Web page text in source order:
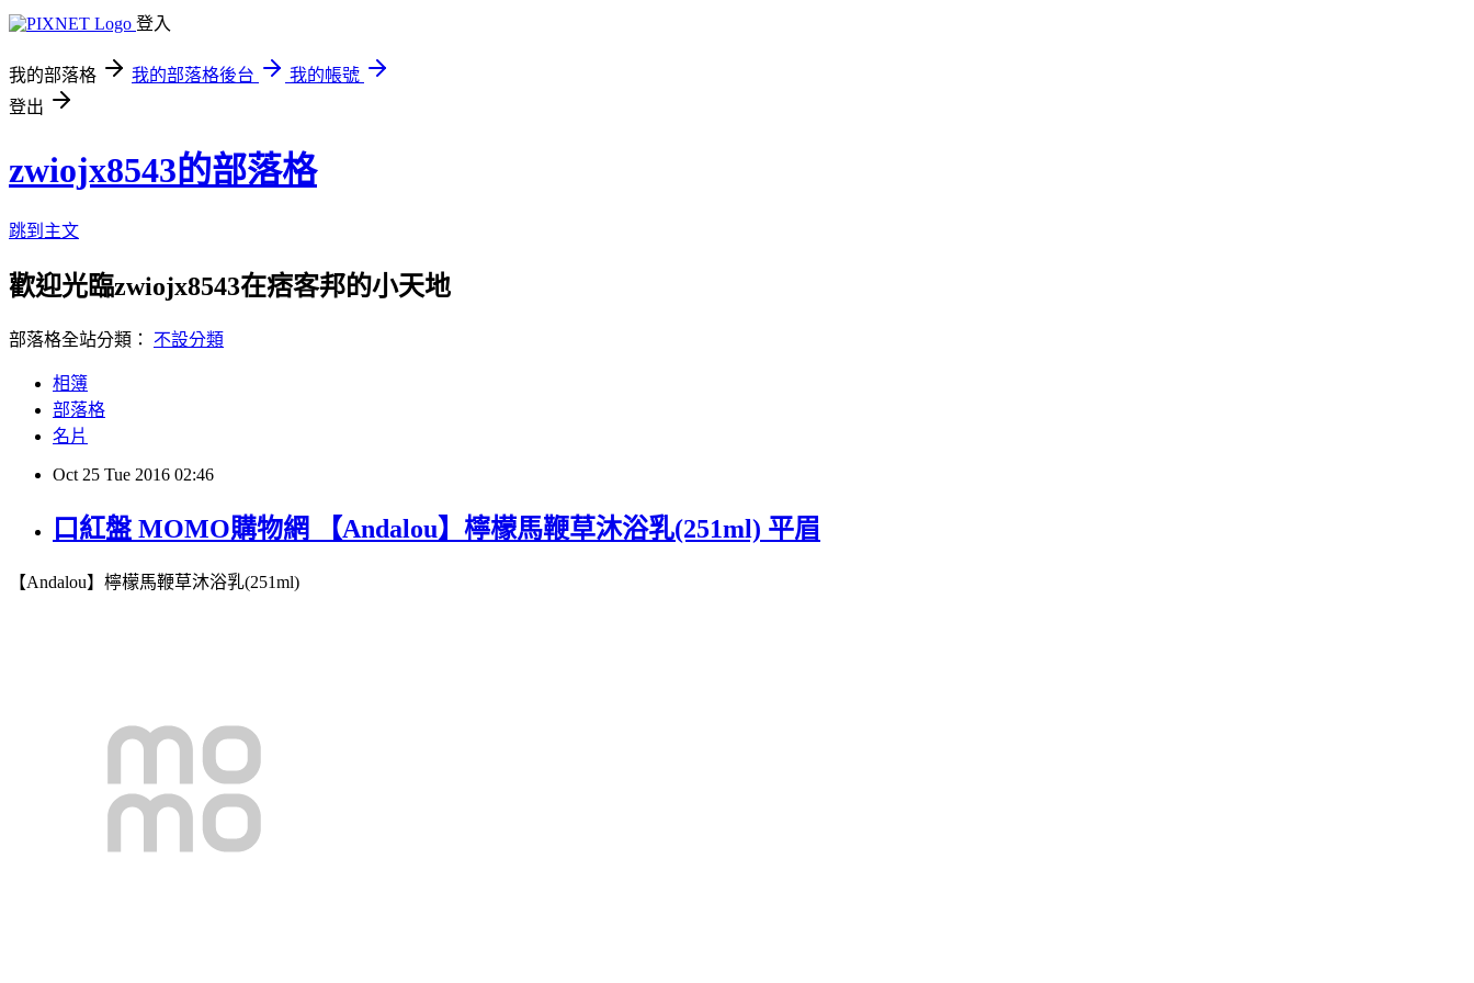
登入
我的部落格 我的部落格後台
我的帳號
登出
zwiojx8543的部落格
跳到主文
歡迎光臨zwiojx8543在痞客邦的小天地
部落格全站分類： 不設分類
相簿
部落格
名片
Oct 25 Tue 2016 02:46
口紅盤 MOMO購物網 【Andalou】檸檬馬鞭草沐浴乳(251ml) 平眉
【Andalou】檸檬馬鞭草沐浴乳(251ml)